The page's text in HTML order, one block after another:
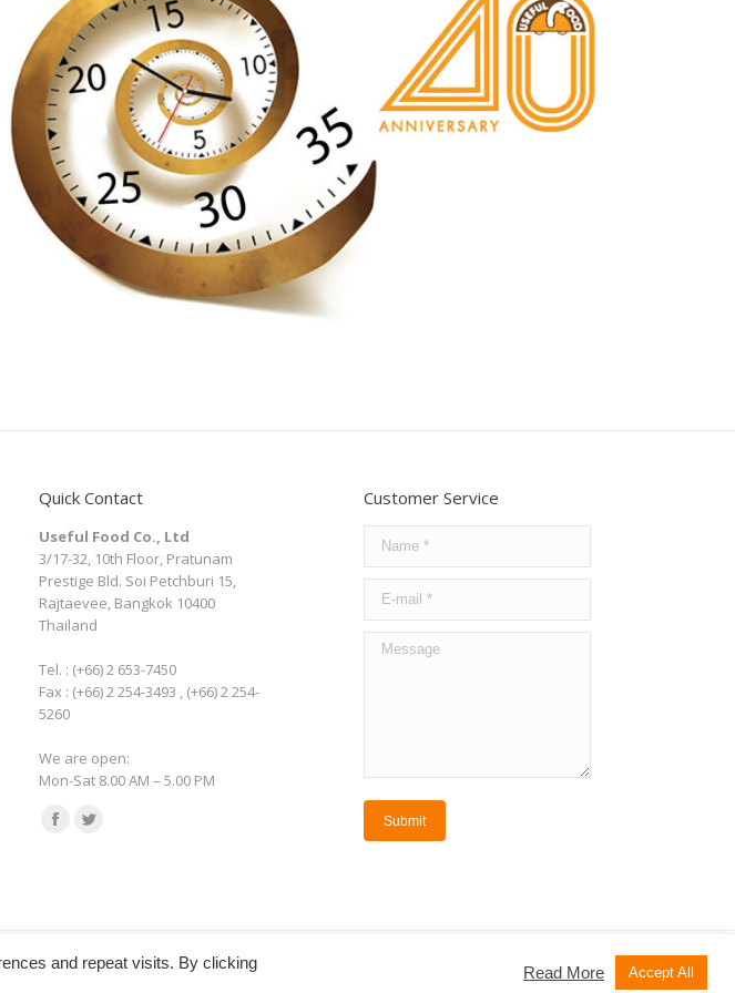
Quick Contact
Useful Food Co., Ltd
3/17-32, 10th Floor, Pratunam
Prestige Bld. Soi Petchburi 15,
Rajtaevee, Bangkok 10400
Thailand
Tel. : (+66) 2 653-7450
Fax : (+66) 2 254-3493 , (+66) 2 254-
5260
We are open:
Mon-Sat 8.00 AM – 5.00 PM
Find us on:
Facebook
window
Twitter
window
Customer Service
Name *
E-mail *
Message
Submit
, (662) 254-5260, E-mail : export@usefulfood.co.th
Giant-Point.com
and repeat visits. By clicking
Read More Accept All